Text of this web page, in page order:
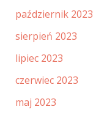
październik 2023
sierpień 2023
lipiec 2023
czerwiec 2023
maj 2023